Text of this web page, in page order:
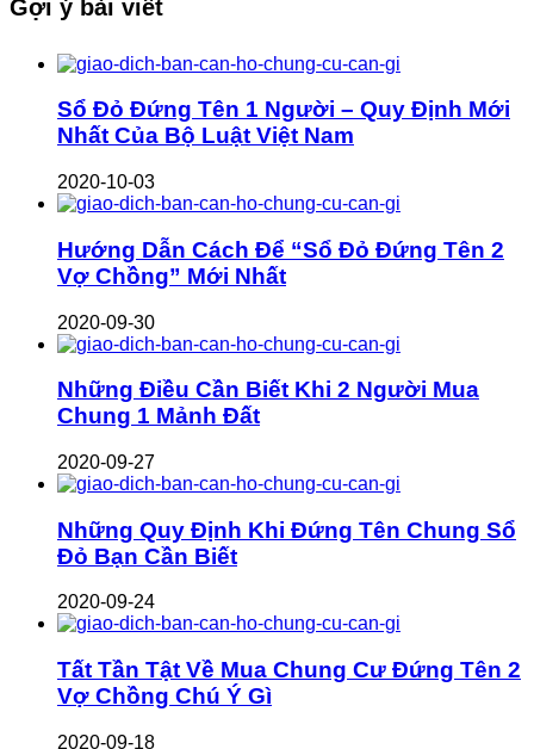
Gợi ý bài viết
Sổ Đỏ Đứng Tên 1 Người – Quy Định Mới
Nhất Của Bộ Luật Việt Nam
2020-10-03
Hướng Dẫn Cách Để “Sổ Đỏ Đứng Tên 2
Vợ Chồng” Mới Nhất
2020-09-30
Những Điều Cần Biết Khi 2 Người Mua
Chung 1 Mảnh Đất
2020-09-27
Những Quy Định Khi Đứng Tên Chung Sổ
Đỏ Bạn Cần Biết
2020-09-24
Tất Tần Tật Về Mua Chung Cư Đứng Tên 2
Vợ Chồng Chú Ý Gì
2020-09-18